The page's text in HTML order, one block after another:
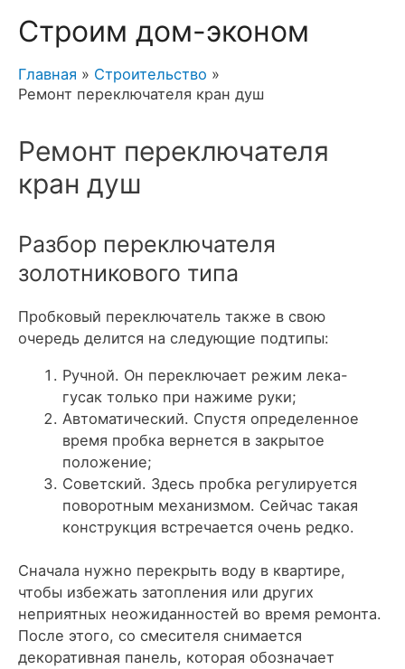
Строим дом-эконом
Главная
Строительство
Ремонт переключателя кран душ
Ремонт переключателя
кран душ
Разбор переключателя
золотникового типа
Пробковый переключатель также в свою
очередь делится на следующие подтипы:
Ручной. Он переключает режим лека-
гусак только при нажиме руки;
Автоматический. Спустя определенное
время пробка вернется в закрытое
положение;
Советский. Здесь пробка регулируется
поворотным механизмом. Сейчас такая
конструкция встречается очень редко.
Сначала нужно перекрыть воду в квартире,
чтобы избежать затопления или других
неприятных неожиданностей во время ремонта.
После этого, со смесителя снимается
декоративная панель, которая обозначает